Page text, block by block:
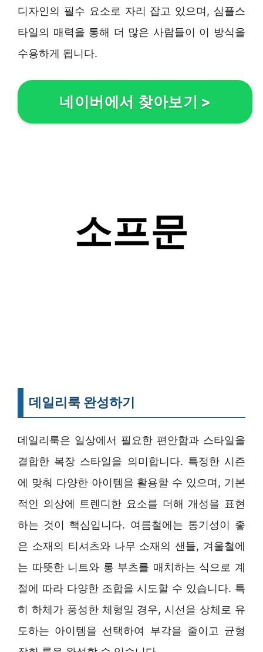
디자인의 필수 요소로 자리 잡고 있으며, 심플스
타일의 매력을 통해 더 많은 사람들이 이 방식을
수용하게 됩니다.
네이버에서 찾아보기 >
데일리룩 완성하기
데일리룩은 일상에서 필요한 편안함과 스타일을
결합한 복장 스타일을 의미합니다. 특정한 시즌
에 맞춰 다양한 아이템을 활용할 수 있으며, 기본
적인 의상에 트렌디한 요소를 더해 개성을 표현
하는 것이 핵심입니다. 여름철에는 통기성이 좋
은 소재의 티셔츠와 나무 소재의 샌들, 겨울철에
는 따뜻한 니트와 롱 부츠를 매치하는 식으로 계
절에 따라 다양한 조합을 시도할 수 있습니다. 특
히 하체가 풍성한 체형일 경우, 시선을 상체로 유
도하는 아이템을 선택하여 부각을 줄이고 균형